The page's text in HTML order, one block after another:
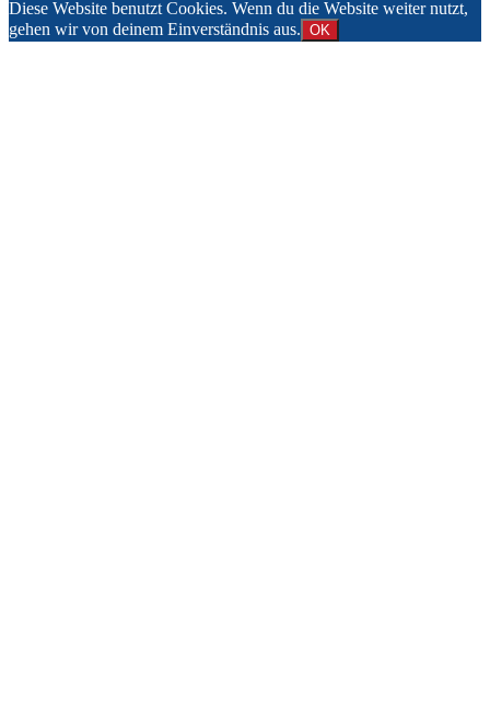
Diese Website benutzt Cookies. Wenn du die Website weiter nutzt,
gehen wir von deinem Einverständnis aus. OK